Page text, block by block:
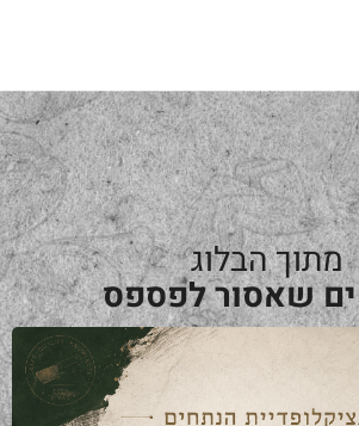
מתוך הבלוג
שאסור לפספס